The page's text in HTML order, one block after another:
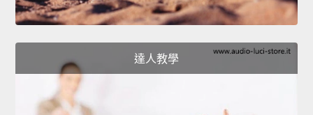
達人教學